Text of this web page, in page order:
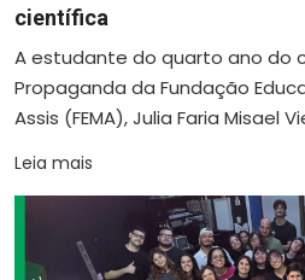
científica
A estudante do quarto ano do
Propaganda da Fundação
Assis (FEMA), Julia Faria Misael
Leia mais